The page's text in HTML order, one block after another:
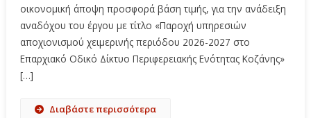
οικονομική άποψη προσφορά βάση τιμής, για την ανάδειξη
αναδόχου του έργου με τίτλο «Παροχή υπηρεσιών
αποχιονισμού χειμερινής περιόδου 2026-2027 στο
Επαρχιακό Οδικό Δίκτυο Περιφερειακής Ενότητας Κοζάνης»
[…]
Διαβάστε περισσότερα